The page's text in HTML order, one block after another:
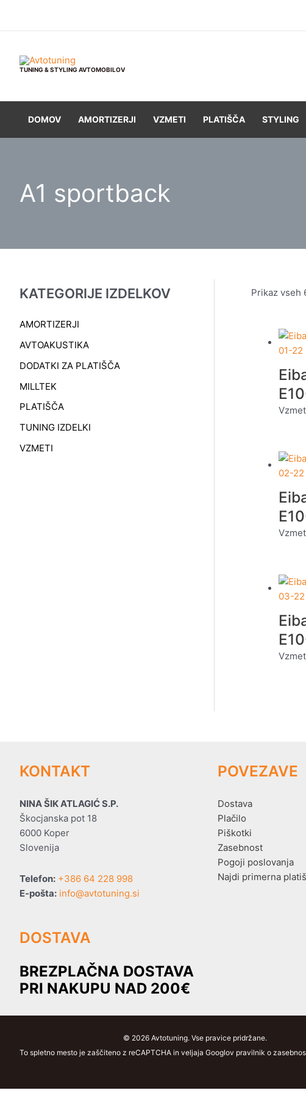
TUNING & STYLING AVTOMOBILOV
DOMOV AMORTIZERJI VZMETI PLATIŠČA STYLING
A1 sportback
KATEGORIJE IZDELKOV
AMORTIZERJI
AVTOAKUSTIKA
DODATKI ZA PLATIŠČA
MILLTEK
PLATIŠČA
TUNING IZDELKI
VZMETI
Prikaz vseh
KONTAKT
NINA ŠIK ATLAGIĆ S.P.
Škocjanska pot 18
6000 Koper
Slovenija
Telefon: +386 64 228 998
E-pošta: info@avtotuning.si
DOSTAVA
BREZPLAČNA DOSTAVA
PRI NAKUPU NAD 200€
POVEZAVE
Dostava
Plačilo
Piškotki
Zasebnost
Pogoji poslovanja
Najdi primerna
© 2026 Avtotuning. Vse pravice pridržane.
To spletno mesto je zaščiteno z reCAPTCHA in veljaja Googlov pravilnik o